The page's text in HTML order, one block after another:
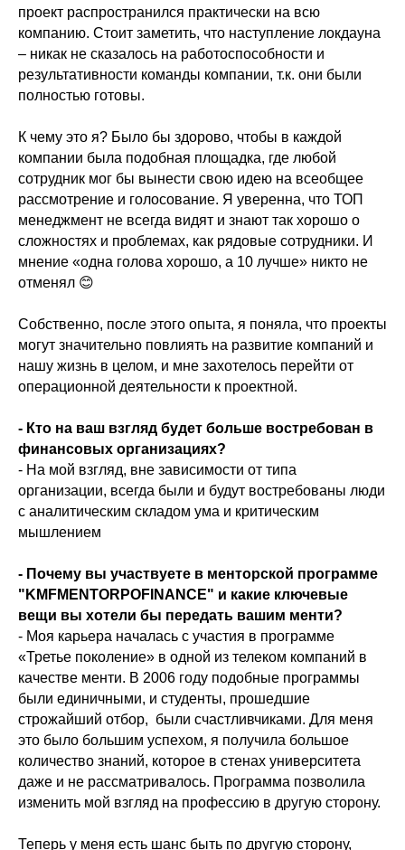
проект распространился практически на всю
компанию. Стоит заметить, что наступление локдауна
– никак не сказалось на работоспособности и
результативности команды компании, т.к. они были
полностью готовы.
К чему это я? Было бы здорово, чтобы в каждой
компании была подобная площадка, где любой
сотрудник мог бы вынести свою идею на всеобщее
рассмотрение и голосование. Я уверенна, что ТОП
менеджмент не всегда видят и знают так хорошо о
сложностях и проблемах, как рядовые сотрудники. И
мнение «одна голова хорошо, а 10 лучше» никто не
отменял 😊
Собственно, после этого опыта, я поняла, что проекты
могут значительно повлиять на развитие компаний и
нашу жизнь в целом, и мне захотелось перейти от
операционной деятельности к проектной.
- Кто на ваш взгляд будет больше востребован в
финансовых организациях?
- На мой взгляд, вне зависимости от типа
организации, всегда были и будут востребованы люди
с аналитическим складом ума и критическим
мышлением
- Почему вы участвуете в менторской программе
"KMFMENTORPOFINANCE" и какие ключевые
вещи вы хотели бы передать вашим менти?
- Моя карьера началась с участия в программе
«Третье поколение» в одной из телеком компаний в
качестве менти. В 2006 году подобные программы
были единичными, и студенты, прошедшие
строжайший отбор, были счастливчиками. Для меня
это было большим успехом, я получила большое
количество знаний, которое в стенах университета
даже и не рассматривалось. Программа позволила
изменить мой взгляд на профессию в другую сторону.
Теперь у меня есть шанс быть по другую сторону,
← ВЕРНУТЬСЯ НАЗАД
ОСТАВЬТЕ ЗАЯВКУ
Забронируйте место на ближайшее
мероприятие или запросите
стоимость .
ОСТАВИТЬ ЗАЯВКУ
МЕНТОРСКИЕ ПРОГРАММЫ
ОБУЧЕНИЕ МЕНТОРСТВУ
БИЗНЕС-ТРЕНИНГИ
ОРГАНИЗАЦИЯМ
БЛОГ
КОНТАКТЫ